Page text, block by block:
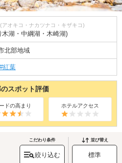
アオキコ・ナカツナコ・キザキコ)
木湖・中綱湖・木崎湖)
北部地域
#紅葉
スポット評価
ドの高まり ホテルアクセス
こだわり条件
絞り込む
並び替え
標準